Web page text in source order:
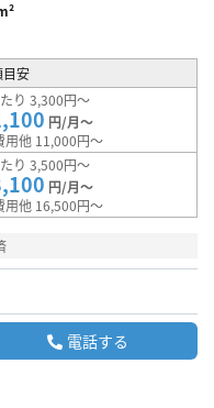
目安
り 3,300円～
円/月～
用他 11,000円～
り 3,500円～
円/月～
用他 16,500円～
電話する